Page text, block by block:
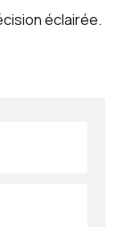
éclairée.